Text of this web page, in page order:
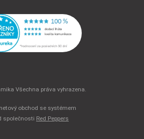
Všechna práva vyhrazena.
obchod se systémem
společnosti Red Peppers